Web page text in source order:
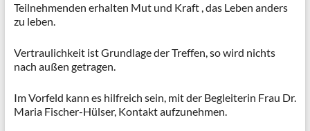
Teilnehmenden erhalten Mut und Kraft , das Leben anders
zu leben.
Vertraulichkeit ist Grundlage der Treffen, so wird nichts
nach außen getragen.
Im Vorfeld kann es hilfreich sein, mit der Begleiterin Frau Dr.
Maria Fischer-Hülser, Kontakt aufzunehmen.